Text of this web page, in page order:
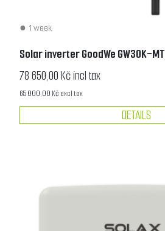
1 week
Solar inverter GoodWe GW30K-MT
78 650,00 Kč incl tax
65 000,00 Kč excl tax
DETAILS